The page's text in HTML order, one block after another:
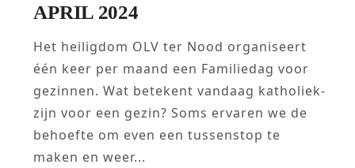
APRIL 2024
Het heiligdom OLV ter Nood organiseert
één keer per maand een Familiedag voor
gezinnen. Wat betekent vandaag katholiek-
zijn voor een gezin? Soms ervaren we de
behoefte om even een tussenstop te
maken en weer...